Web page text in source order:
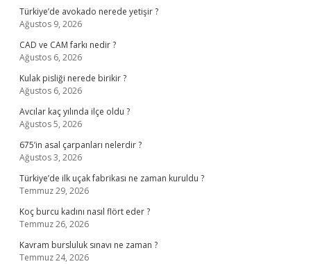
Türkiye’de avokado nerede yetişir ?
Ağustos 9, 2026
CAD ve CAM farkı nedir ?
Ağustos 6, 2026
Kulak pisliği nerede birikir ?
Ağustos 6, 2026
Avcılar kaç yılında ilçe oldu ?
Ağustos 5, 2026
675’in asal çarpanları nelerdir ?
Ağustos 3, 2026
Türkiye’de ilk uçak fabrikası ne zaman kuruldu ?
Temmuz 29, 2026
Koç burcu kadını nasıl flört eder ?
Temmuz 26, 2026
Kavram bursluluk sınavı ne zaman ?
Temmuz 24, 2026